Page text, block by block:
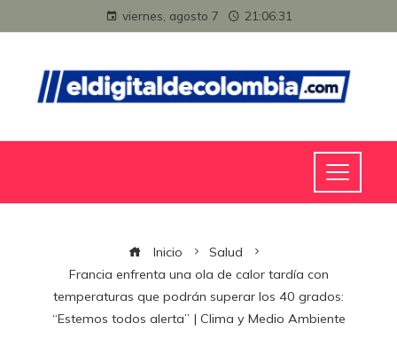
viernes, agosto 7 21:06:32
Inicio
Salud
Francia enfrenta una ola de calor tardía con
temperaturas que podrán superar los 40 grados:
“Estemos todos alerta” | Clima y Medio Ambiente